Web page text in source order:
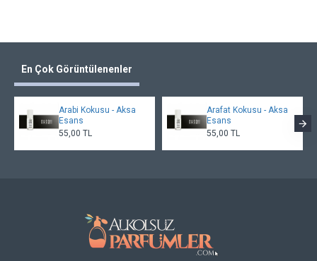
En Çok Görüntülenenler
Arabi Kokusu - Aksa
Esans
55,00 TL
Arafat Kokusu - Aksa
Esans
55,00 TL